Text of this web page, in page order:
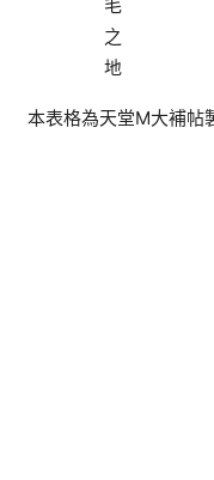
毛
之
地
本表格為天堂M大補帖